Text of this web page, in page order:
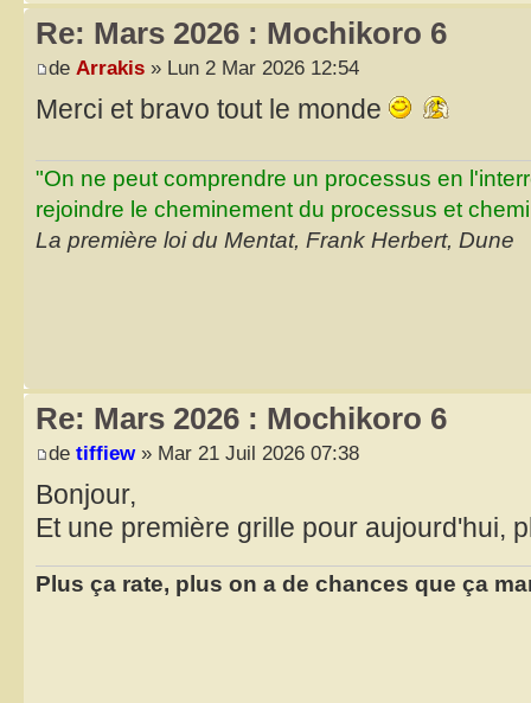
Re: Mars 2026 : Mochikoro 6
de Arrakis » Lun 2 Mar 2026 12:54
Merci et bravo tout le monde
"On ne peut comprendre un processus en
rejoindre le cheminement du processus et
La première loi du Mentat, Frank Herbert, Dune
Re: Mars 2026 : Mochikoro 6
de tiffiew» Mar 21 Juil 2026 07:38
Bonjour,
Et une première grille pour aujourd'hui,
Plus ça rate, plus on a de chances que ça